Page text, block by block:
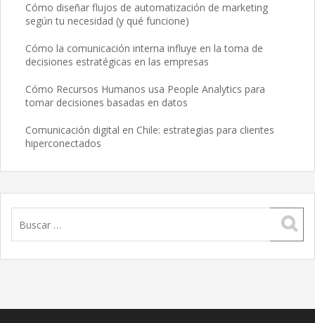
Cómo diseñar flujos de automatización de marketing
según tu necesidad (y qué funcione)
Cómo la comunicación interna influye en la toma de
decisiones estratégicas en las empresas
Cómo Recursos Humanos usa People Analytics para
tomar decisiones basadas en datos
Comunicación digital en Chile: estrategias para clientes
hiperconectados